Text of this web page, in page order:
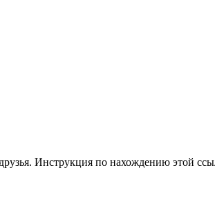
Инструкция по нахождению этой